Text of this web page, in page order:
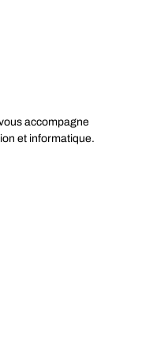
accompagne
et informatique.